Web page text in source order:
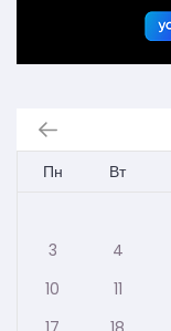
Пн
Вт
3
4
10
11